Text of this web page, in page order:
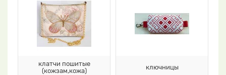
клатчи пошитые
(кожзам,кожа)
ключницы